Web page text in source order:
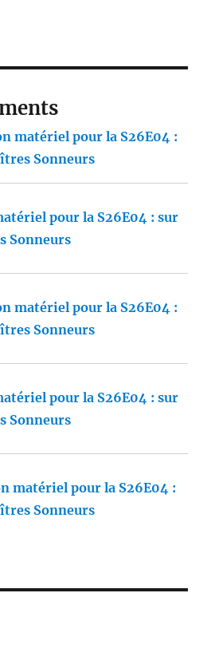
matériel pour la S26E04 :
Sonneurs
pour la S26E04 : sur
Sonneurs
matériel pour la S26E04 :
Sonneurs
pour la S26E04 : sur
Sonneurs
matériel pour la S26E04 :
Sonneurs